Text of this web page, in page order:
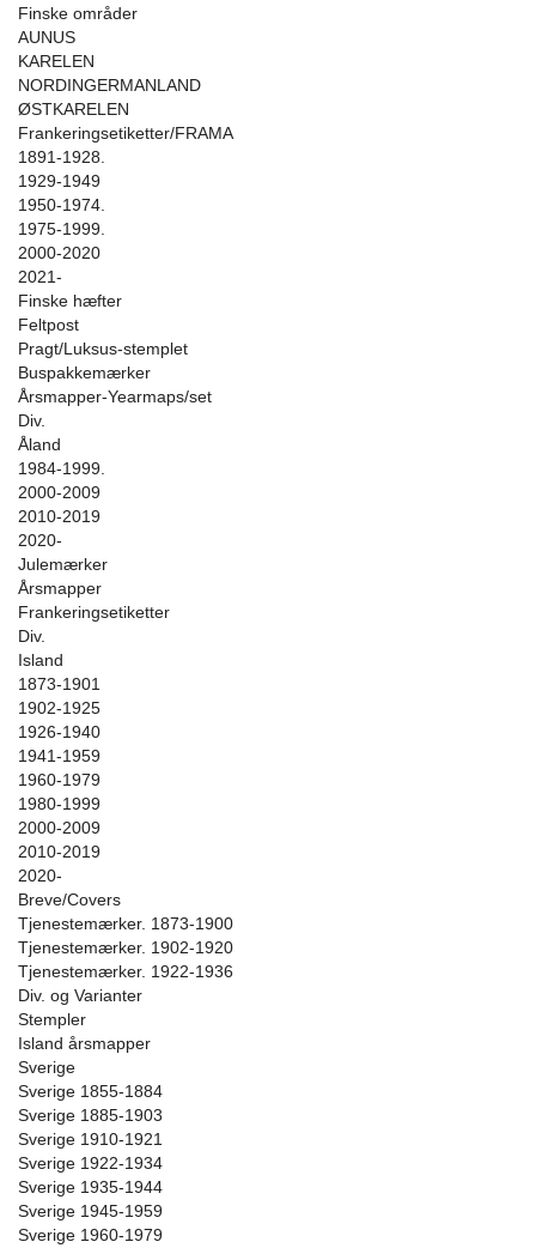
Finske områder
AUNUS
KARELEN
NORDINGERMANLAND
ØSTKARELEN
Frankeringsetiketter/FRAMA
1891-1928.
1929-1949
1950-1974.
1975-1999.
2000-2020
2021-
Finske hæfter
Feltpost
Pragt/Luksus-stemplet
Buspakkemærker
Årsmapper-Yearmaps/set
Div.
Åland
1984-1999.
2000-2009
2010-2019
2020-
Julemærker
Årsmapper
Frankeringsetiketter
Div.
Island
1873-1901
1902-1925
1926-1940
1941-1959
1960-1979
1980-1999
2000-2009
2010-2019
2020-
Breve/Covers
Tjenestemærker. 1873-1900
Tjenestemærker. 1902-1920
Tjenestemærker. 1922-1936
Div. og Varianter
Stempler
Island årsmapper
Sverige
Sverige 1855-1884
Sverige 1885-1903
Sverige 1910-1921
Sverige 1922-1934
Sverige 1935-1944
Sverige 1945-1959
Sverige 1960-1979